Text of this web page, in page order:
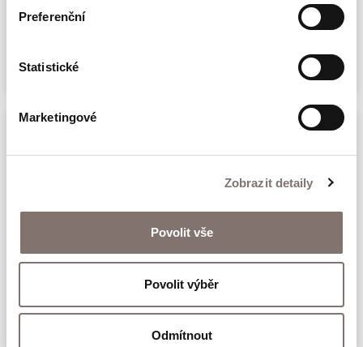
Preferenční
Statistické
Marketingové
Zobrazit detaily
Povolit vše
Povolit výběr
Odmítnout
Exoti
Šátek Den válečných veteránů